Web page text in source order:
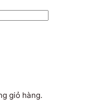
giỏ hàng.